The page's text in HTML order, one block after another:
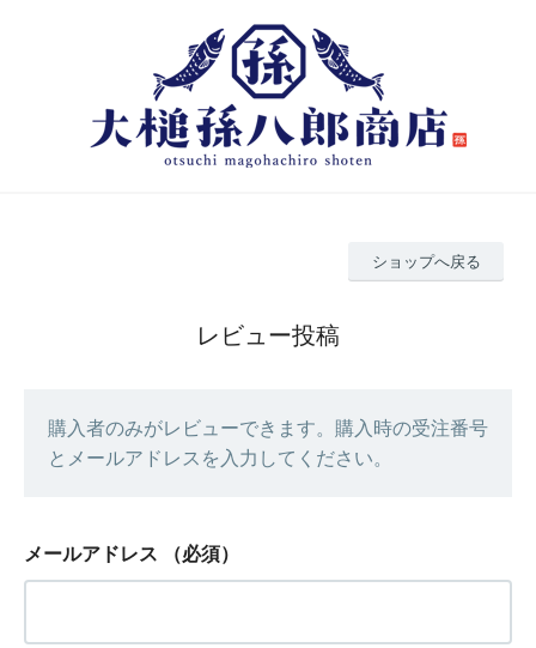
ショップへ戻る
レビュー投稿
購入者のみがレビューできます。購入時の受注番号
とメールアドレスを入力してください。
メールアドレス （必須）